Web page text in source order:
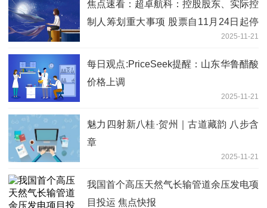
焦点速看：超卓航科：控股股东、实际控
制人筹划重大事项 股票自11月24日起停
2025-11-21
每日观点:PriceSeek提醒：山东华鲁醋酸
价格上调
2025-11-21
魅力四射新八桂·贺州｜古道藏韵 八步含
章
2025-11-21
我国首个高压天然气长输管道余压发电项
目投运 焦点快报